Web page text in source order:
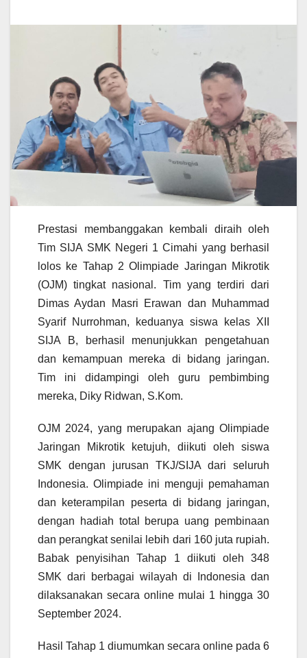
Prestasi membanggakan kembali diraih oleh
Tim SIJA SMK Negeri 1 Cimahi yang berhasil
lolos ke Tahap 2 Olimpiade Jaringan Mikrotik
(OJM) tingkat nasional. Tim yang terdiri dari
Dimas Aydan Masri Erawan dan Muhammad
Syarif Nurrohman, keduanya siswa kelas XII
SIJA B, berhasil menunjukkan pengetahuan
dan kemampuan mereka di bidang jaringan.
Tim ini didampingi oleh guru pembimbing
mereka, Diky Ridwan, S.Kom.
OJM 2024, yang merupakan ajang Olimpiade
Jaringan Mikrotik ketujuh, diikuti oleh siswa
SMK dengan jurusan TKJ/SIJA dari seluruh
Indonesia. Olimpiade ini menguji pemahaman
dan keterampilan peserta di bidang jaringan,
dengan hadiah total berupa uang pembinaan
dan perangkat senilai lebih dari 160 juta rupiah.
Babak penyisihan Tahap 1 diikuti oleh 348
SMK dari berbagai wilayah di Indonesia dan
dilaksanakan secara online mulai 1 hingga 30
September 2024.
Hasil Tahap 1 diumumkan secara online pada 6